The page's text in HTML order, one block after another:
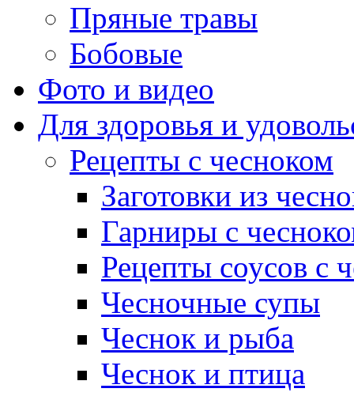
Пряные травы
Бобовые
Фото и видео
Для здоровья и
Рецепты с чесноком
Заготовки из
Гарниры с
Рецепты соусов с
Чесночные супы
Чеснок и рыба
Чеснок и птица